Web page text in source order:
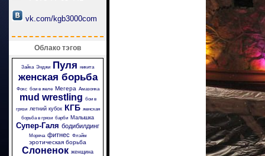
vk.com/kgb3000com
Облако тэгов
Зайка Энджи Пуля никита
женская борьба
Фокс бои в желе Мегера Амазонка
mud wrestling бои в
грязи летний кубок КГБ женская
борьба в грязи барби Малышка
Супер-Галя бодибилдинг
Моряча фитнес Флэйм
эротическая борьба
Слоненок женщина